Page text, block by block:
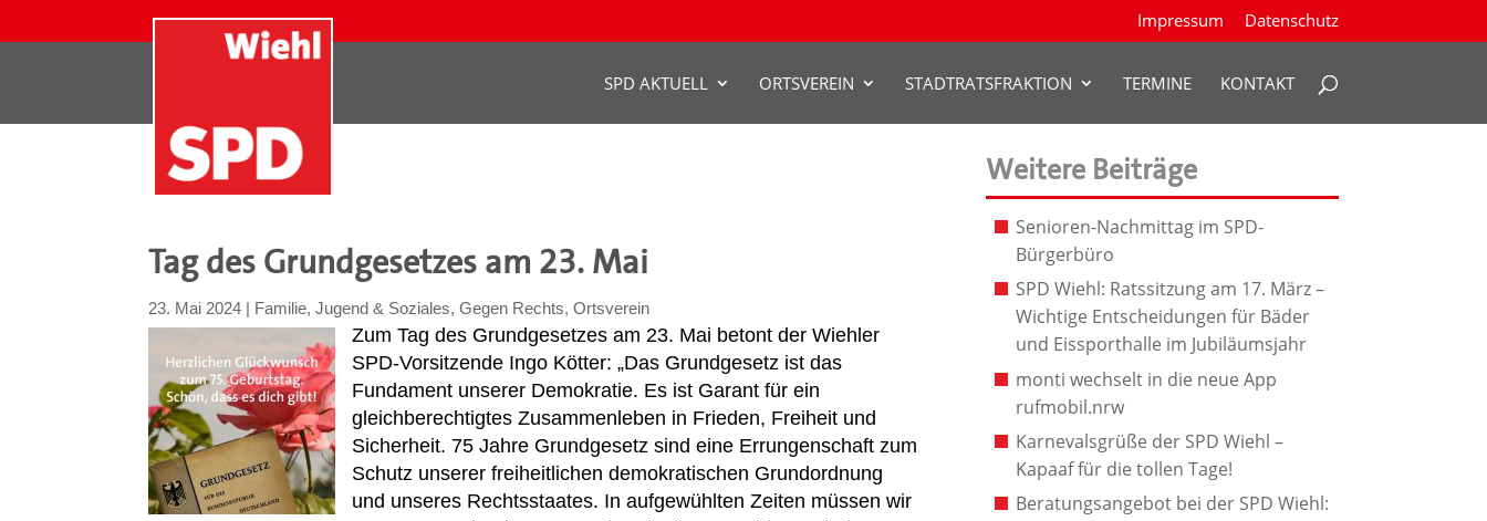
Impressum Datenschutz
SPD AKTUELL ORTSVEREIN STADTRATSFRAKTION TERMINE KONTAKT
Tag des Grundgesetzes am 23. Mai
23. Mai 2024 | Familie, Jugend & Soziales,Gegen Rechts,Ortsverein
Zum Tag des Grundgesetzes am 23. Mai betont der Wiehler
SPD-Vorsitzende Ingo Kötter: „Das Grundgesetz ist das
Fundament unserer Demokratie. Es ist Garant für ein
gleichberechtigtes Zusammenleben in Frieden, Freiheit und
Sicherheit. 75 Jahre Grundgesetz sind eine Errungenschaft zum
Schutz unserer freiheitlichen demokratischen Grundordnung
und unseres Rechtsstaates. In aufgewühlten Zeiten müssen wir
Weitere Beiträge
Senioren-Nachmittag im SPD-
Bürgerbüro
SPD Wiehl: Ratssitzung am 17. März –
Wichtige Entscheidungen für Bäder
und Eissporthalle im Jubiläumsjahr
monti wechselt in die neue App
rufmobil.nrw
Karnevalsgrüße der SPD Wiehl –
Kapaaf für die tollen Tage!
Beratungsangebot bei der SPD Wiehl: